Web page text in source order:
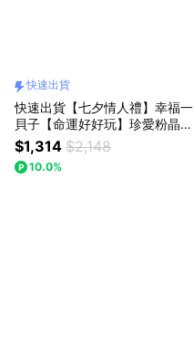
快速出貨
快速出貨【七夕情人禮】幸福一
貝子【命運好好玩】珍愛粉晶蜜
果擺鎮送鴻運手鍊
$1,314 $2,148
10.0%